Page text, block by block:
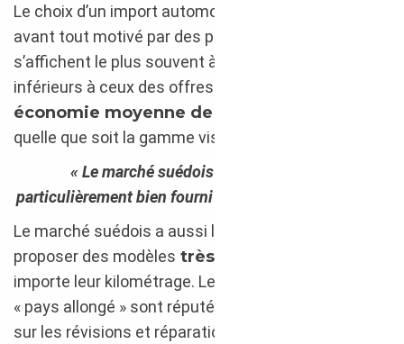
Le choix d’un import automobile depuis la Suède est
avant tout motivé par des prix de vente qui
s’affichent le plus souvent à des montants bien
inférieurs à ceux des offres françaises. Une
économie moyenne de 20 %
quelle que soit la gamme visée.
« Le marché suédois de l’occasion est
particulièrement bien fourni en modèles premiums. »
Le marché suédois a aussi la particularité de
proposer des modèles très bien entretenus
importe leur kilométrage. Les conducteurs du
« pays allongé » sont réputés pour être pointilleux
sur les révisions et réparations éventuelles.